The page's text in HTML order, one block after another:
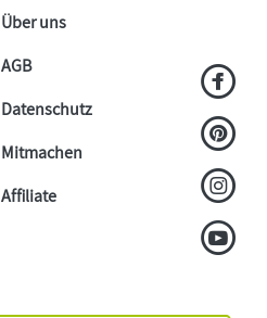
Über uns
AGB
Datenschutz
Mitmachen
Affiliate